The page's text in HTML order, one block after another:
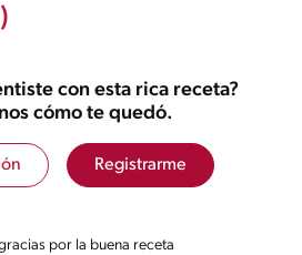
con esta rica receta?
cómo te quedó.
Registrarme
por la buena receta